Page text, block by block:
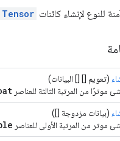
للنوع لإنشاء كائنات Tensor
(تعويم [] [] البيانات)
موترًا من المرتبة الثالثة للعناصر
(بيانات مزدوجة [])
موتر من المرتبة الأولى للعناصر